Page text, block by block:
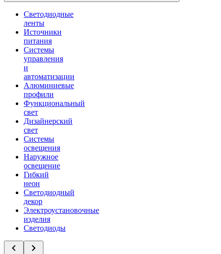
Светодиодные
ленты
Источники
питания
Системы
управления
и
автоматизации
Алюминиевые
профили
Функциональный
свет
Дизайнерский
свет
Системы
освещения
Наружное
освещение
Гибкий
неон
Светодиодный
декор
Электроустановочные
изделия
Светодиоды